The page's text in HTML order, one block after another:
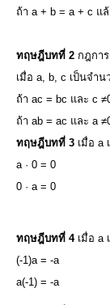
ถ้า a + b = a + c แ
ทฤษฎีบทที่ 2 กฎกา
เมื่อ a, b, c เป็นจําน
ถ้า ac = bc และ c
ถ้า ab = ac และ a
ทฤษฎีบทที่ 3 เมื่อ a
a · 0 = 0
0 · a = 0
ทฤษฎีบทที่ 4เมื่อ a
(-1)a = -a
a(-1) = -a